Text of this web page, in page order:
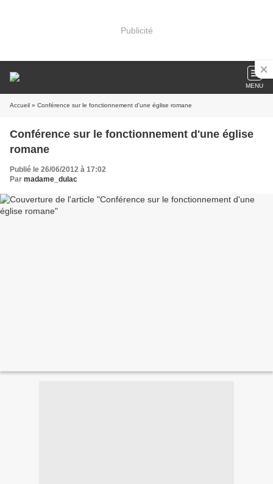
Publicité
MENU
Accueil » Conférence sur le fonctionnement d'une église romane
Conférence sur le fonctionnement d'une église
romane
Publié le 26/06/2012 à 17:02
Par madame_dulac